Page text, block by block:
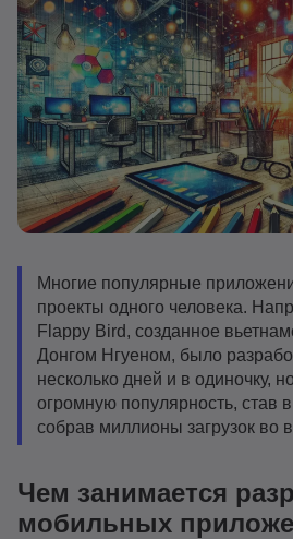
Многие популярные
проекты одного человека.
Flappy Bird, созданное
Донгом Нгуеном, было
несколько дней и в одиночку,
огромную популярность, став
собрав миллионы загрузок во
Чем занимается
мобильных